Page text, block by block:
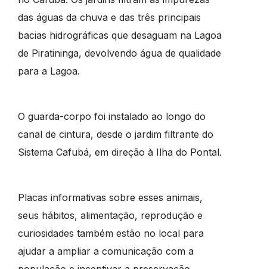
das águas da chuva e das três principais
bacias hidrográficas que desaguam na Lagoa
de Piratininga, devolvendo água de qualidade
para a Lagoa.
O guarda-corpo foi instalado ao longo do
canal de cintura, desde o jardim filtrante do
Sistema Cafubá, em direção à Ilha do Pontal.
Placas informativas sobre esses animais,
seus hábitos, alimentação, reprodução e
curiosidades também estão no local para
ajudar a ampliar a comunicação com a